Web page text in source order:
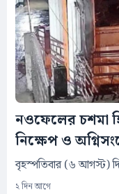
নওফেলের চশমা
নিক্ষেপ ও
বৃহস্পতিবার (৬ আগস্ট)
২ দিন আগে